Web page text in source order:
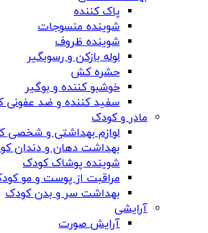
پاک کننده
شوینده منسوجات
شوینده ظروف
لوله بازکن و رسوبگیر
حشره کش
خوشبو کننده و بوگیر
سفید کننده و ضد عفونی
مادر و کودک
لوازم بهداشتی و شخصی
بهداشت دهان و دندان
شوینده پوشاک کودک
مراقبت از پوست و مو
بهداشت سر و بدن کودک
آرایشی
آرایش صورت